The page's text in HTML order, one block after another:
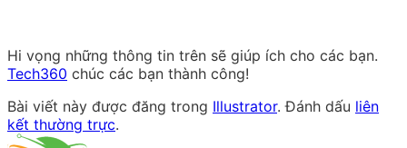
Hi vọng những thông tin trên sẽ giúp ích cho các bạn.
Tech360 chúc các bạn thành công!
Bài viết này được đăng trong Illustrator. Đánh dấu liên
kết thường trực.